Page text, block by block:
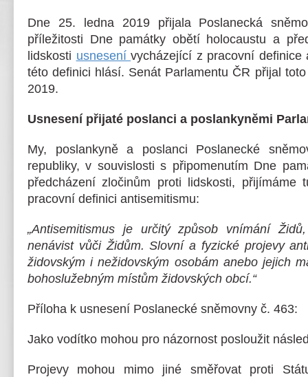
Dne 25. ledna 2019 přijala Poslanecká
příležitosti Dne památky obětí holocaustu a
lidskosti usnesenívycházející z pracovní definice
této definici hlásí. Senát Parlamentu ČR přijal
2019.
Usnesení přijaté poslanci a poslankyněmi
My, poslankyně a poslanci Poslanecké
republiky, v souvislosti s připomenutím Dne
předcházení zločinům proti lidskosti, přijímáme
pracovní definici antisemitismu:
„Antisemitismus je určitý způsob vnímání
nenávist vůči Židům. Slovní a fyzické projevy
židovským i nežidovským osobám anebo jejich
bohoslužebným místům židovských obcí.“
Příloha k usnesení Poslanecké sněmovny č. 463:
Jako vodítko mohou pro názornost posloužit
Projevy mohou mimo jiné směřovat proti